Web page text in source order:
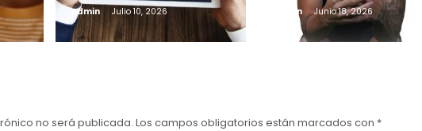
Admin Julio 10, 2026 Admin Junio 18, 2026
no será publicada. Los campos obligatorios están marcados con *